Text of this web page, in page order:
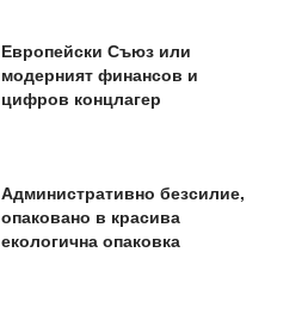
Европейски Съюз или
модерният финансов и
цифров концлагер
Административно безсилие,
опаковано в красива
екологична опаковка